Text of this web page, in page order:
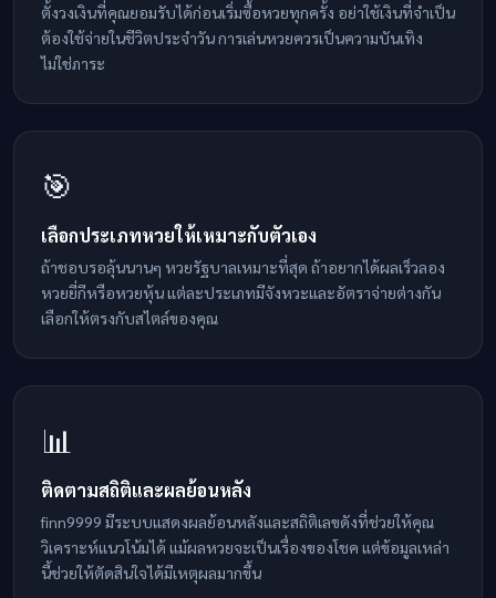
ตั้งวงเงินที่คุณยอมรับได้ก่อนเริ่มซื้อหวยทุกครั้ง อย่าใช้เงินที่จำเป็น
ต้องใช้จ่ายในชีวิตประจำวัน การเล่นหวยควรเป็นความบันเทิง
ไม่ใช่ภาระ
🎯
เลือกประเภทหวยให้เหมาะกับตัวเอง
ถ้าชอบรอลุ้นนานๆ หวยรัฐบาลเหมาะที่สุด ถ้าอยากได้ผลเร็วลอง
หวยยี่กีหรือหวยหุ้น แต่ละประเภทมีจังหวะและอัตราจ่ายต่างกัน
เลือกให้ตรงกับสไตล์ของคุณ
📊
ติดตามสถิติและผลย้อนหลัง
finn9999 มีระบบแสดงผลย้อนหลังและสถิติเลขดังที่ช่วยให้คุณ
วิเคราะห์แนวโน้มได้ แม้ผลหวยจะเป็นเรื่องของโชค แต่ข้อมูลเหล่า
นี้ช่วยให้ตัดสินใจได้มีเหตุผลมากขึ้น